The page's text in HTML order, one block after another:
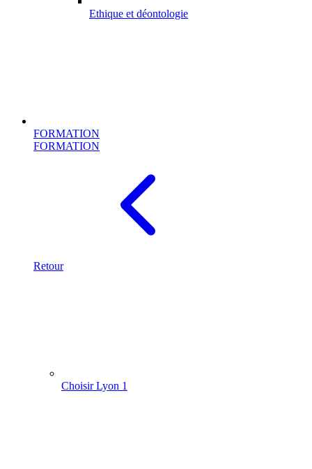
Ethique et déontologie
FORMATION
FORMATION
Retour
Choisir Lyon 1